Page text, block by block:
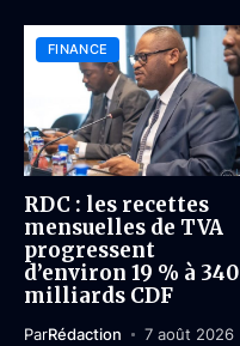
FINANCE
RDC : les recettes
mensuelles de TVA
progressent
d’environ 19 % à 340
milliards CDF
ParRédaction 7 août 2026